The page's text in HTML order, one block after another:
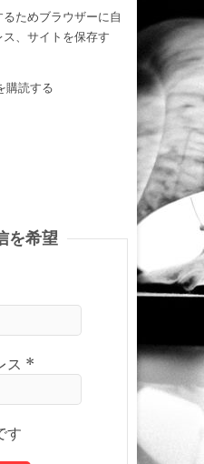
ためブラウザーに自
、サイトを保存す
購読する
を希望
ス *
す